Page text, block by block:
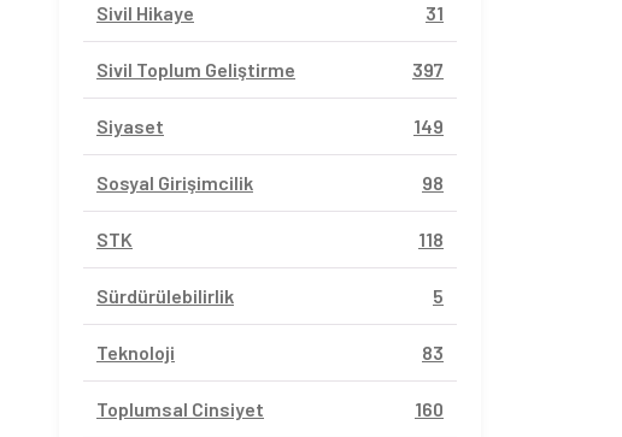
Sivil Hikaye 31
Sivil Toplum Geliştirme 397
Siyaset 149
Sosyal Girişimcilik 98
STK 118
Sürdürülebilirlik 5
Teknoloji 83
Toplumsal Cinsiyet 160